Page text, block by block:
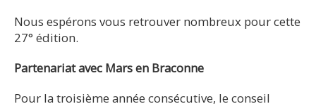
Nous espérons vous retrouver nombreux pour cette
27° édition.
Partenariat avec Mars en Braconne
Pour la troisième année consécutive, le conseil